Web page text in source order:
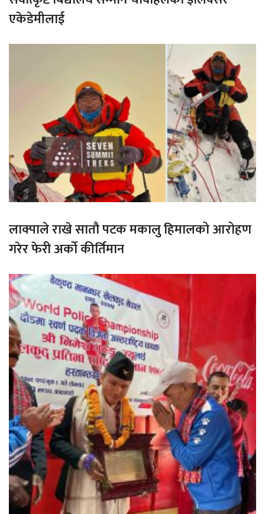
एकेडेमीलाई
लाक्पाले राखे सातौ पटक मकालु हिमालको आरोहण
गरेर फेरी अर्को कीर्तिमान